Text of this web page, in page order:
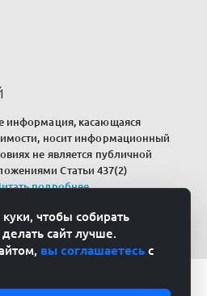
информация, касающаяся
носит информационный
не является публичной
Статьи 437(2)
подробнее.
данных
чтобы собирать
сайт лучше.
вы соглашаетесь с